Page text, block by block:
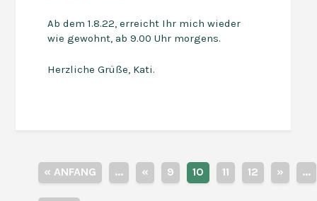
Ab dem 1.8.22, erreicht Ihr mich wieder
wie gewohnt, ab 9.00 Uhr morgens.
Herzliche Grüße, Kati.
« ANFANG ... « 9 10 11 12 » ...